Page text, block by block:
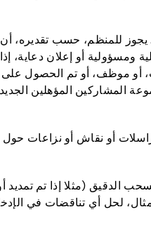
يجوز للمنظم، حسب تقديره،
أو إعلان دعاية،
أو موظف، أو تم الحصول على
المشاركين المؤهلين
أو نقاش أو نزاعات حول
(مثلا إذا تم تمديد أو
لحل أي تناقضات في